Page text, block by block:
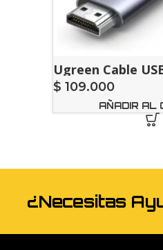
Ugreen Cable
$ 109.000
AÑADIR AL
¿Necesitas